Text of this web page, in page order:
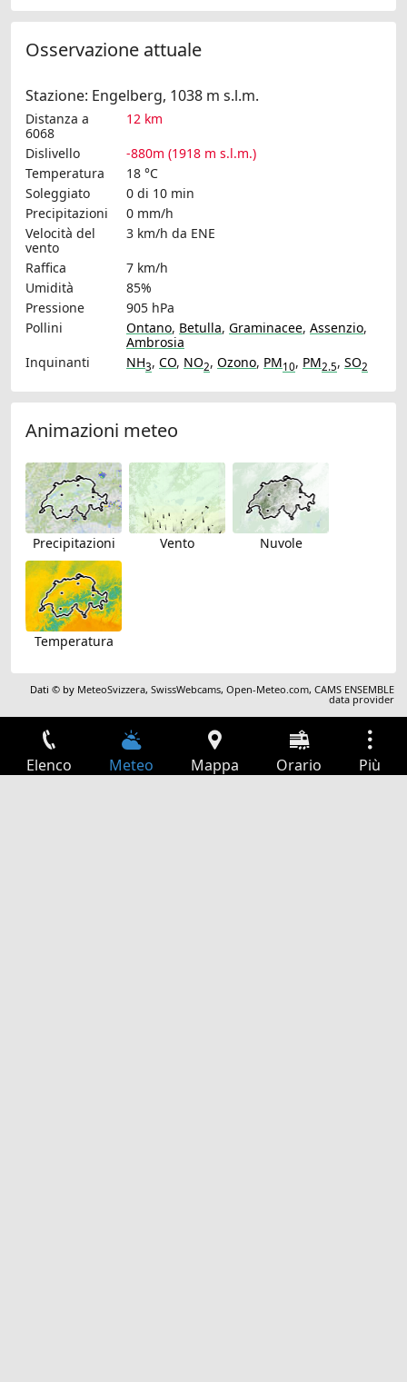
Osservazione attuale
Stazione: Engelberg, 1038 m s.l.m.
Distanza a
6068
12 km
Dislivello
-880m (1918 m s.l.m.)
Temperatura
18 °C
Soleggiato
0 di 10 min
Precipitazioni
0 mm/h
Velocità del
vento
3 km/h da ENE
Raffica
7 km/h
Umidità
85%
Pressione
905 hPa
Pollini
Ontano, Betulla, Graminacee, Assenzio,
Ambrosia
Inquinanti
NH3, CO, NO2, Ozono, PM10, PM2.5, SO2
Animazioni meteo
Precipitazioni Vento Nuvole
Temperatura
Dati © by MeteoSvizzera,SwissWebcams,Open-Meteo.com,CAMS ENSEMBLE
data provider
Elenco Meteo Mappa Orario Più